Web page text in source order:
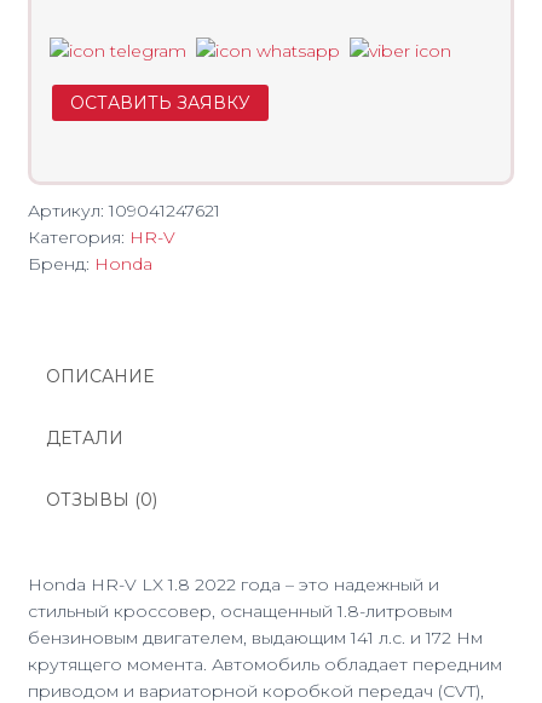
ОСТАВИТЬ ЗАЯВКУ
Артикул:109041247621
Категория: HR-V
Бренд: Honda
ОПИСАНИЕ
ДЕТАЛИ
ОТЗЫВЫ (0)
Honda HR-V LX 1.8 2022 года – это надежный и
стильный кроссовер, оснащенный 1.8-литровым
бензиновым двигателем, выдающим 141 л.с. и 172 Нм
крутящего момента. Автомобиль обладает передним
приводом и вариаторной коробкой передач (CVT),